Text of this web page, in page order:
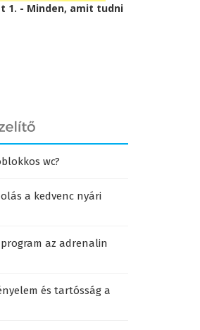
1. - Minden, amit tudni
wc?
a kedvenc nyári
az adrenalin
és tartósság a